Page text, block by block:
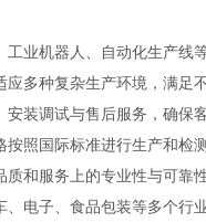
业机器人、自动化生产线
多种复杂生产环境，满足
装调试与售后服务，确保
照国际标准进行生产和检
和服务上的专业性与可靠
电子、食品包装等多个行业